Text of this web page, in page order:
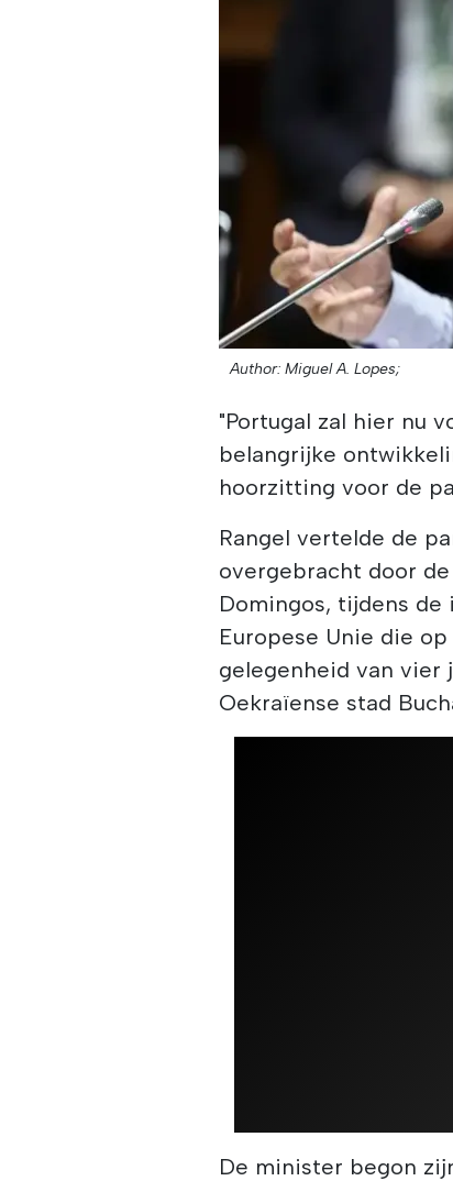
Author: Miguel A. Lopes;
"Portugal zal hier nu
belangrijke
hoorzitting voor de
Rangel vertelde de
overgebracht door
Domingos, tijdens de
Europese Unie die
gelegenheid van vier
Oekraïense stad
De minister begon